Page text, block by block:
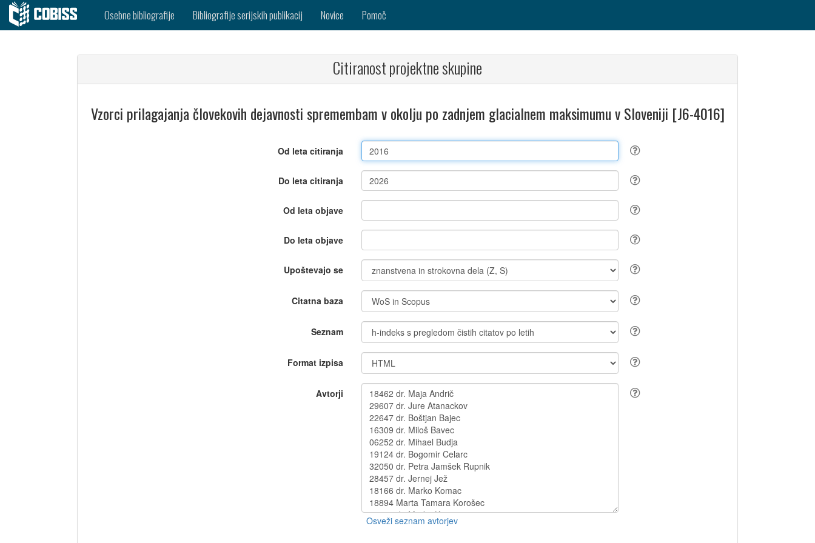
Osebne bibliografije Bibliografije serijskih publikacij Novice Pomoč
Citiranost projektne skupine
Vzorci prilagajanja človekovih dejavnosti spremembam v okolju po zadnjem glacialnem maksimumu v Sloveniji [J6-4016]
Od leta citiranja
Do leta citiranja
Od leta objave
Do leta objave
Upoštevajo se
Citatna baza
Seznam
Format izpisa
Avtorji